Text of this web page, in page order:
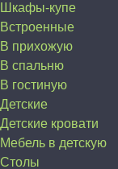
Шкафы-купе
Встроенные
В прихожую
В спальню
В гостиную
Детские
Детские кровати
Мебель в детскую
Столы